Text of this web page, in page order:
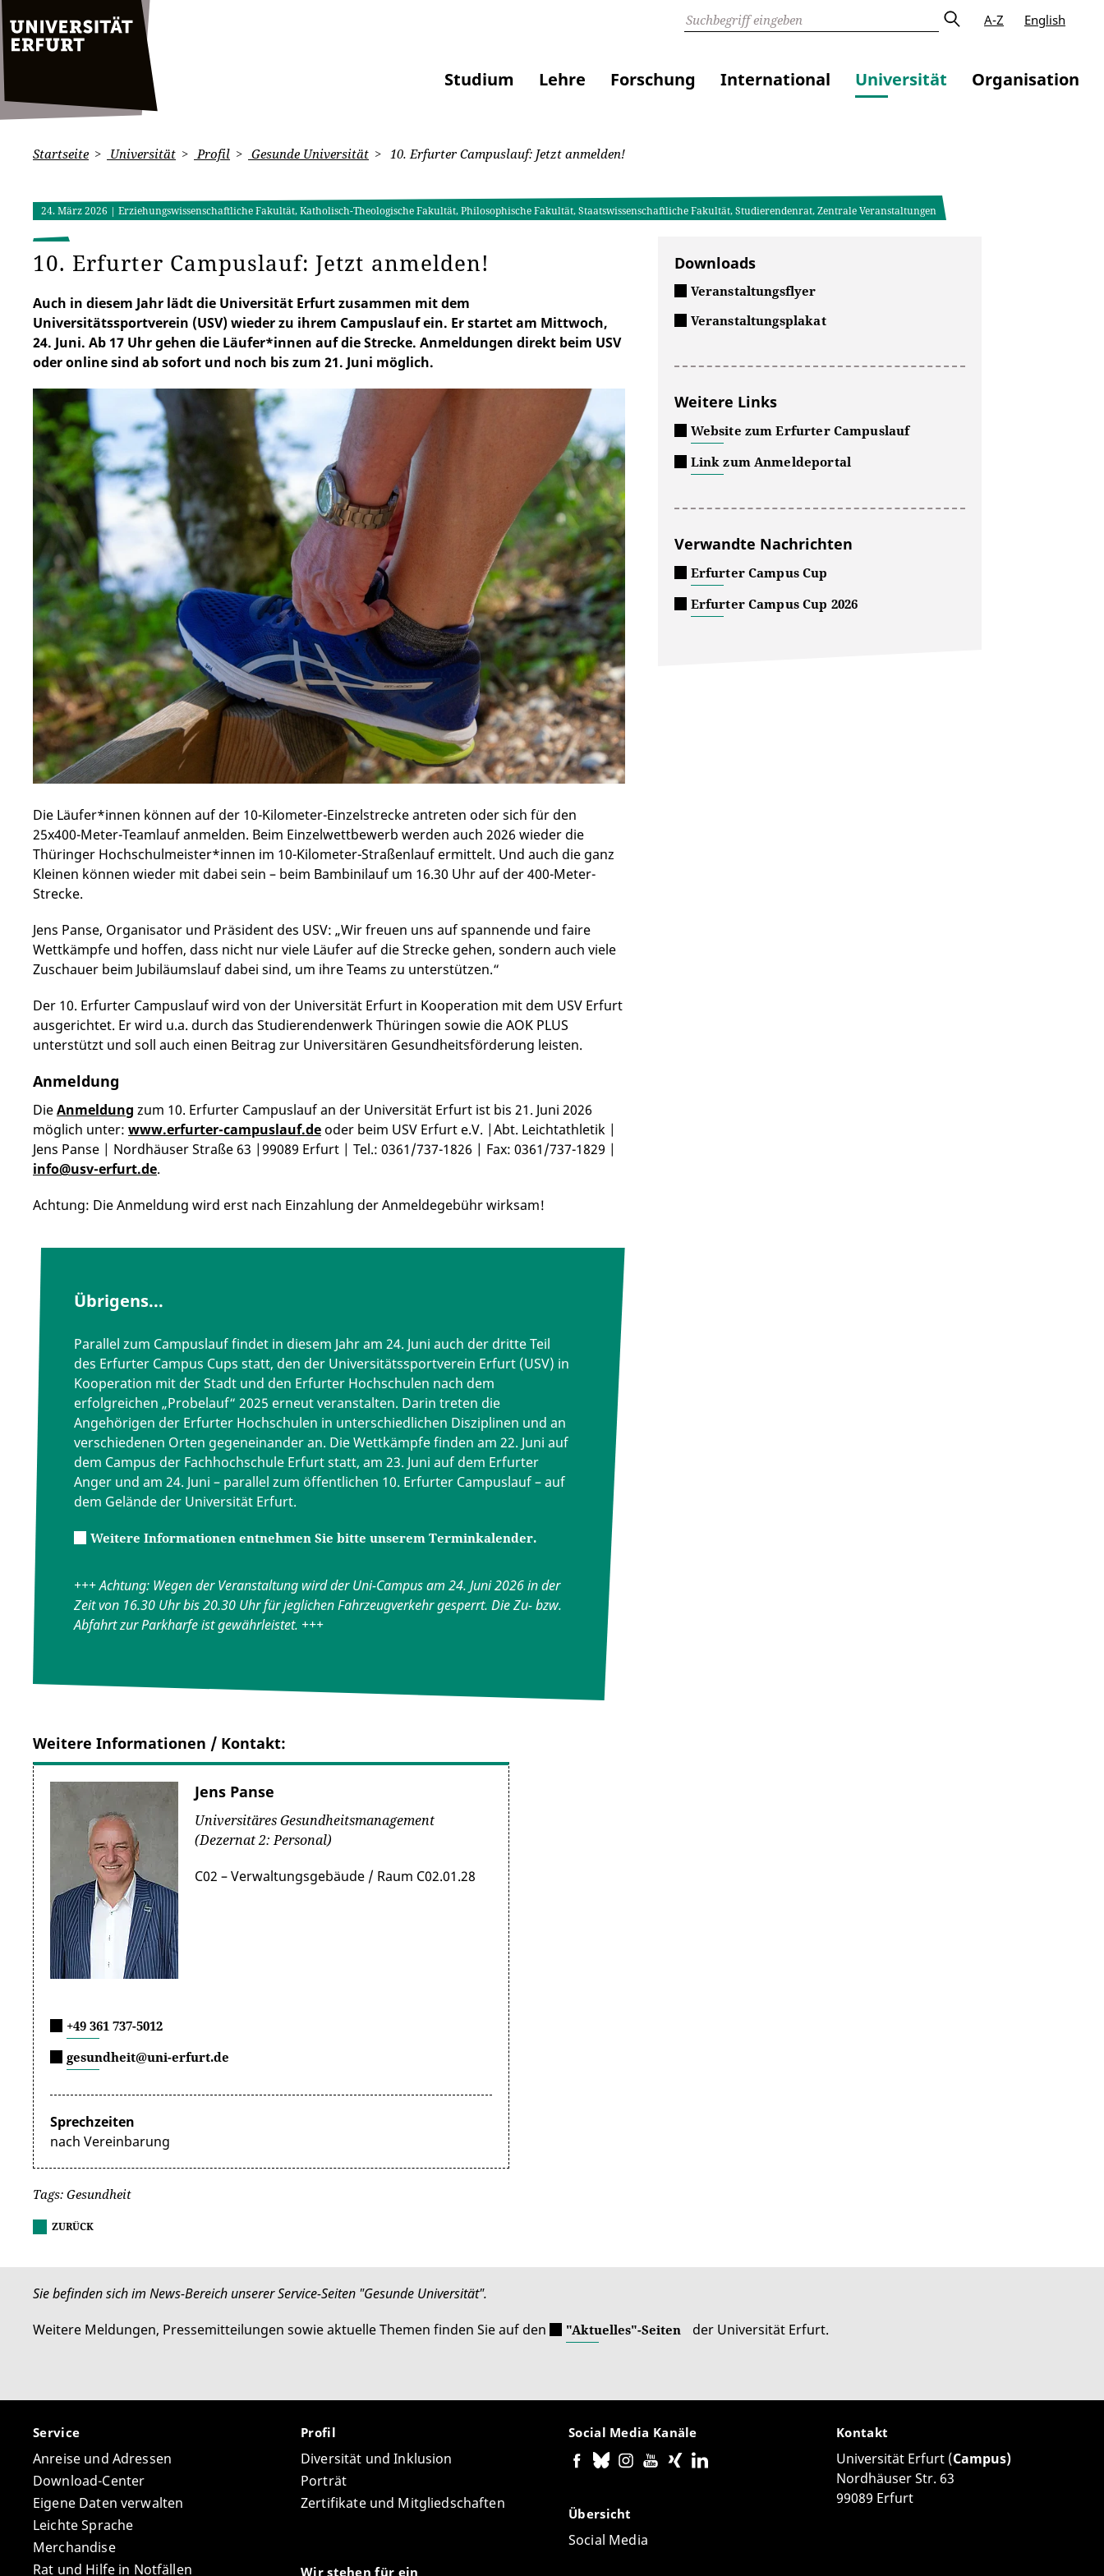
A-Z English
Studium Lehre Forschung International Universität Organisation
Startseite Universität Profil Gesunde Universität 10. Erfurter Campuslauf: Jetzt anmelden!
24. März 2026 | Erziehungswissenschaftliche Fakultät, Katholisch-Theologische Fakultät, Philosophische Fakultät, Staatswissenschaftliche Fakultät, Studierendenrat, Zentrale Veranstaltungen
10. Erfurter Campuslauf: Jetzt anmelden!
Auch in diesem Jahr lädt die Universität Erfurt zusammen mit dem
Universitätssportverein (USV) wieder zu ihrem Campuslauf ein. Er startet am Mittwoch,
24. Juni. Ab 17 Uhr gehen die Läufer*innen auf die Strecke. Anmeldungen direkt beim USV
oder online sind ab sofort und noch bis zum 21. Juni möglich.
Die Läufer*innen können auf der 10-Kilometer-Einzelstrecke antreten oder sich für den
25x400-Meter-Teamlauf anmelden. Beim Einzelwettbewerb werden auch 2026 wieder die
Thüringer Hochschulmeister*innen im 10-Kilometer-Straßenlauf ermittelt. Und auch die ganz
Kleinen können wieder mit dabei sein – beim Bambinilauf um 16.30 Uhr auf der 400-Meter-
Strecke.
Jens Panse, Organisator und Präsident des USV: „Wir freuen uns auf spannende und faire
Wettkämpfe und hoffen, dass nicht nur viele Läufer auf die Strecke gehen, sondern auch viele
Zuschauer beim Jubiläumslauf dabei sind, um ihre Teams zu unterstützen.“
Der 10. Erfurter Campuslauf wird von der Universität Erfurt in Kooperation mit dem USV Erfurt
ausgerichtet. Er wird u.a. durch das Studierendenwerk Thüringen sowie die AOK PLUS
unterstützt und soll auch einen Beitrag zur Universitären Gesundheitsförderung leisten.
Anmeldung
DieAnmeldung zum 10. Erfurter Campuslauf an der Universität Erfurt ist bis 21. Juni 2026
möglich unter: www.erfurter-campuslauf.de oder beim USV Erfurt e.V. |Abt. Leichtathletik |
Jens Panse | Nordhäuser Straße 63 |99089 Erfurt | Tel.: 0361/737-1826 | Fax: 0361/737-1829 |
info@usv-erfurt.de.
Achtung: Die Anmeldung wird erst nach Einzahlung der Anmeldegebühr wirksam!
Übrigens...
Parallel zum Campuslauf findet in diesem Jahr am 24. Juni auch der dritte Teil
des Erfurter Campus Cups statt, den der Universitätssportverein Erfurt (USV) in
Kooperation mit der Stadt und den Erfurter Hochschulen nach dem
erfolgreichen „Probelauf“ 2025 erneut veranstalten. Darin treten die
Angehörigen der Erfurter Hochschulen in unterschiedlichen Disziplinen und an
verschiedenen Orten gegeneinander an. Die Wettkämpfe finden am 22. Juni auf
dem Campus der Fachhochschule Erfurt statt, am 23. Juni auf dem Erfurter
Anger und am 24. Juni – parallel zum öffentlichen 10. Erfurter Campuslauf – auf
dem Gelände der Universität Erfurt.
Weitere Informationen entnehmen Sie bitte unserem Terminkalender.
+++ Achtung: Wegen der Veranstaltung wird der Uni-Campus am 24. Juni 2026 in der
Zeit von 16.30 Uhr bis 20.30 Uhr für jeglichen Fahrzeugverkehr gesperrt. Die Zu- bzw.
Abfahrt zur Parkharfe ist gewährleistet. +++
Weitere Informationen / Kontakt:
Jens Panse
Universitäres Gesundheitsmanagement
(Dezernat 2: Personal)
C02 – Verwaltungsgebäude / Raum C02.01.28
+49 361 737-5012
gesundheit@uni-erfurt.de
Sprechzeiten
nach Vereinbarung
Tags: Gesundheit
Downloads
Veranstaltungsflyer
Veranstaltungsplakat
Weitere Links
Website zum Erfurter Campuslauf
Link zum Anmeldeportal
Verwandte Nachrichten
Erfurter Campus Cup
Erfurter Campus Cup 2026
ZURÜCK
Sie befinden sich im News-Bereich unserer Service-Seiten "Gesunde Universität".
Weitere Meldungen, Pressemitteilungen sowie aktuelle Themen finden Sie auf den
"Aktuelles"-Seiten der Universität Erfurt.
Service
Anreise und Adressen
Download-Center
Eigene Daten verwalten
Leichte Sprache
Merchandise
Rat und Hilfe in Notfällen
Profil
Diversität und Inklusion
Porträt
Zertifikate und Mitgliedschaften
Wir stehen für ein
Social Media Kanäle
Übersicht
Social Media
Kontakt
Universität Erfurt (Campus)
Nordhäuser Str. 63
99089 Erfurt